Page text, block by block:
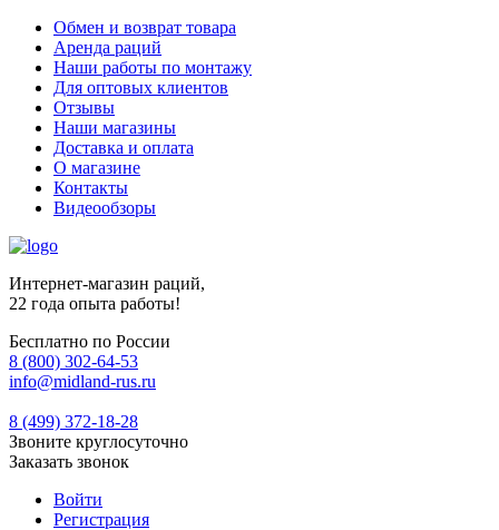
Обмен и возврат товара
Аренда раций
Наши работы по монтажу
Для оптовых клиентов
Отзывы
Наши магазины
Доставка и оплата
О магазине
Контакты
Видеообзоры
Интернет-магазин раций,
22 года опыта работы!
Бесплатно по России
8 (800) 302-64-53
info@midland-rus.ru
8 (499) 372-18-28
Звоните круглосуточно
Заказать звонок
Войти
Регистрация